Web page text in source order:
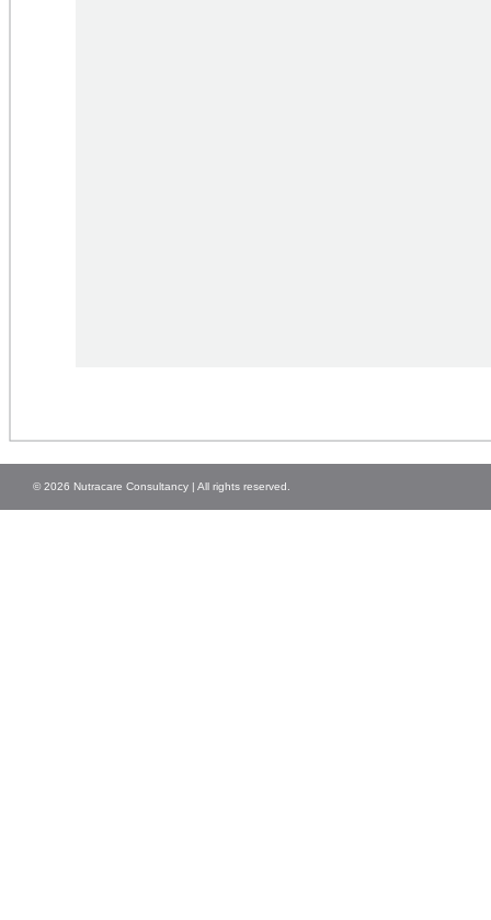
© 2026 Nutracare Consultancy | All rights reserved.